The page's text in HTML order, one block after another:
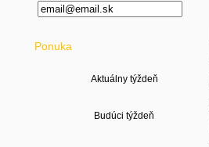
Ponuka
Aktuálny týždeň